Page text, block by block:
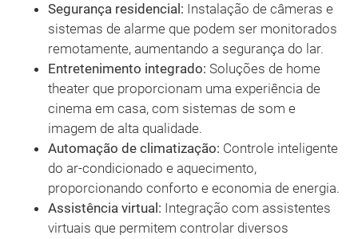
Segurança residencial: Instalação de câmeras e
sistemas de alarme que podem ser monitorados
remotamente, aumentando a segurança do lar.
Entretenimento integrado: Soluções de home
theater que proporcionam uma experiência de
cinema em casa, com sistemas de som e
imagem de alta qualidade.
Automação de climatização: Controle inteligente
do ar-condicionado e aquecimento,
proporcionando conforto e economia de energia.
Assistência virtual: Integração com assistentes
virtuais que permitem controlar diversos